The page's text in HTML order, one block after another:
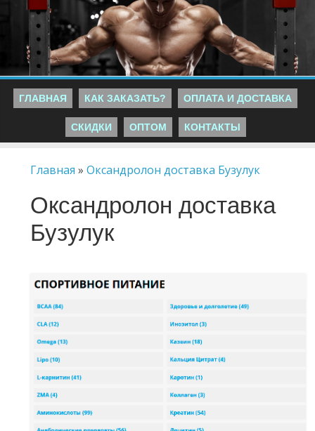
ГЛАВНАЯ КАК ЗАКАЗАТЬ? ОПЛАТА И ДОСТАВКА
СКИДКИ ОПТОМ КОНТАКТЫ
Главная »Оксандролон доставка Бузулук
Оксандролон доставка
Бузулук